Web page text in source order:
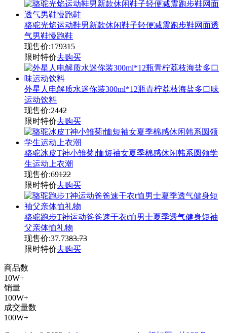
骆驼光焰运动鞋男新款休闲鞋子轻便减震跑步鞋网面透
气男鞋慢跑鞋
现售价:179315
限时特价去购买
外星人电解质水迷你装300ml*12瓶青柠荔枝海盐多口味
运动饮料
现售价:2442
限时特价去购买
骆驼冰皮T神小雏菊t恤短袖女夏季棉感休闲韩系圆领学
生运动上衣潮
现售价:69122
限时特价去购买
骆驼跑步T神运动爸爸速干衣t恤男士夏季透气健身短袖
父亲体恤礼物
现售价:37.7383.73
限时特价去购买
商品数
10W+
销量
100W+
成交量数
100W+